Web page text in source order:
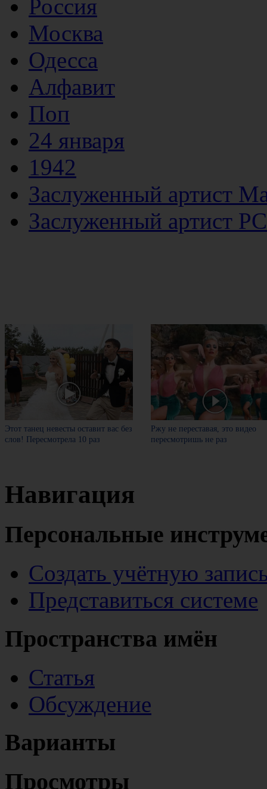
Россия
Москва
Одесса
Алфавит
Поп
24 января
1942
Заслуженный артист
Заслуженный артист
Этот танец невесты оставит вас без
слов! Пересмотрела 10 раз
Ржу не переставая, это видео
пересмотришь не раз
Навигация
Персональные
Создать учётную
Представиться системе
Пространства имён
Статья
Обсуждение
Варианты
Просмотры